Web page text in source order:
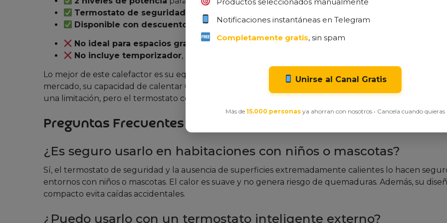
Termostato de seguridad
que evita riesgos.
Disponible con descuento del 45%en ofertas de primeras.
No ideal para espacios grandes(superiores a 60 m³).
No incluye temporizador, lo que requiere ajustes manuales.
Lo mejor de este calefactor es su equilibrio entre potencia y usabilidad. Aunque no es el más potente
mercado, su capacidad de calentar 60 m³ es impresionante para su tamaño. La ausencia de
una limitación, pero el termostato compensa con seguridad y ahorro energético.
Preguntas Frecuentes
¿Es seguro usarlo en habitaciones con niños o mascotas?
Sí, el termostato de seguridad y la ausencia de superficies extremadamente calientes lo hacen
entornos con niños o mascotas. El calor es suave y no genera riesgo de quemaduras. Además, su
compacto evita caídas accidentales.
¿Puedo usarlo con un termostato inteligente externo?
Notificaciones instantáneas en Telegram
Completamente gratis, sin spam
Unirse al Canal Gratis
Más de 15.000 personas ya ahorran con nosotros • Cancela cuando quieras